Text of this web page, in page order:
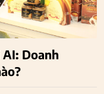
Doanh